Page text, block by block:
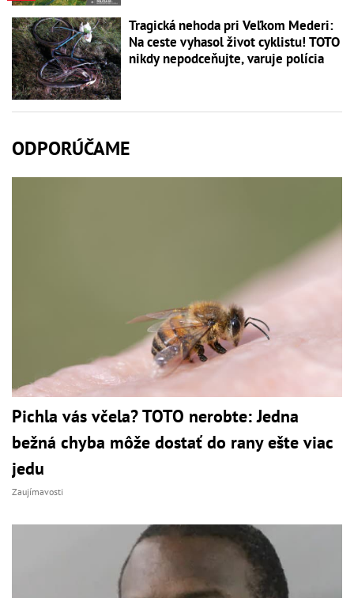
Tragická nehoda pri Veľkom Mederi:
Na ceste vyhasol život cyklistu! TOTO
nikdy nepodceňujte, varuje polícia
ODPORÚČAME
Pichla vás včela? TOTO nerobte: Jedna
bežná chyba môže dostať do rany ešte viac
jedu
Zaujímavosti